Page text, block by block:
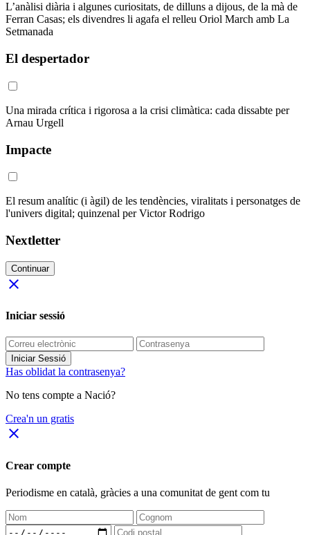
L’anàlisi diària i algunes curiositats, de dilluns a dijous, de la mà de
Ferran Casas; els divendres li agafa el relleu Oriol March amb La
Setmanada
El despertador
Una mirada crítica i rigorosa a la crisi climàtica: cada dissabte per
Arnau Urgell
Impacte
El resum analític (i àgil) de les tendències, viralitats i personatges de
l'univers digital; quinzenal per Victor Rodrigo
Nextletter
Continuar
close
Iniciar sessió
Iniciar Sessió
Has oblidat la contrasenya?
No tens compte a Nació?
Crea'n un gratis
close
Crear compte
Periodisme en català, gràcies a una comunitat de gent com tu